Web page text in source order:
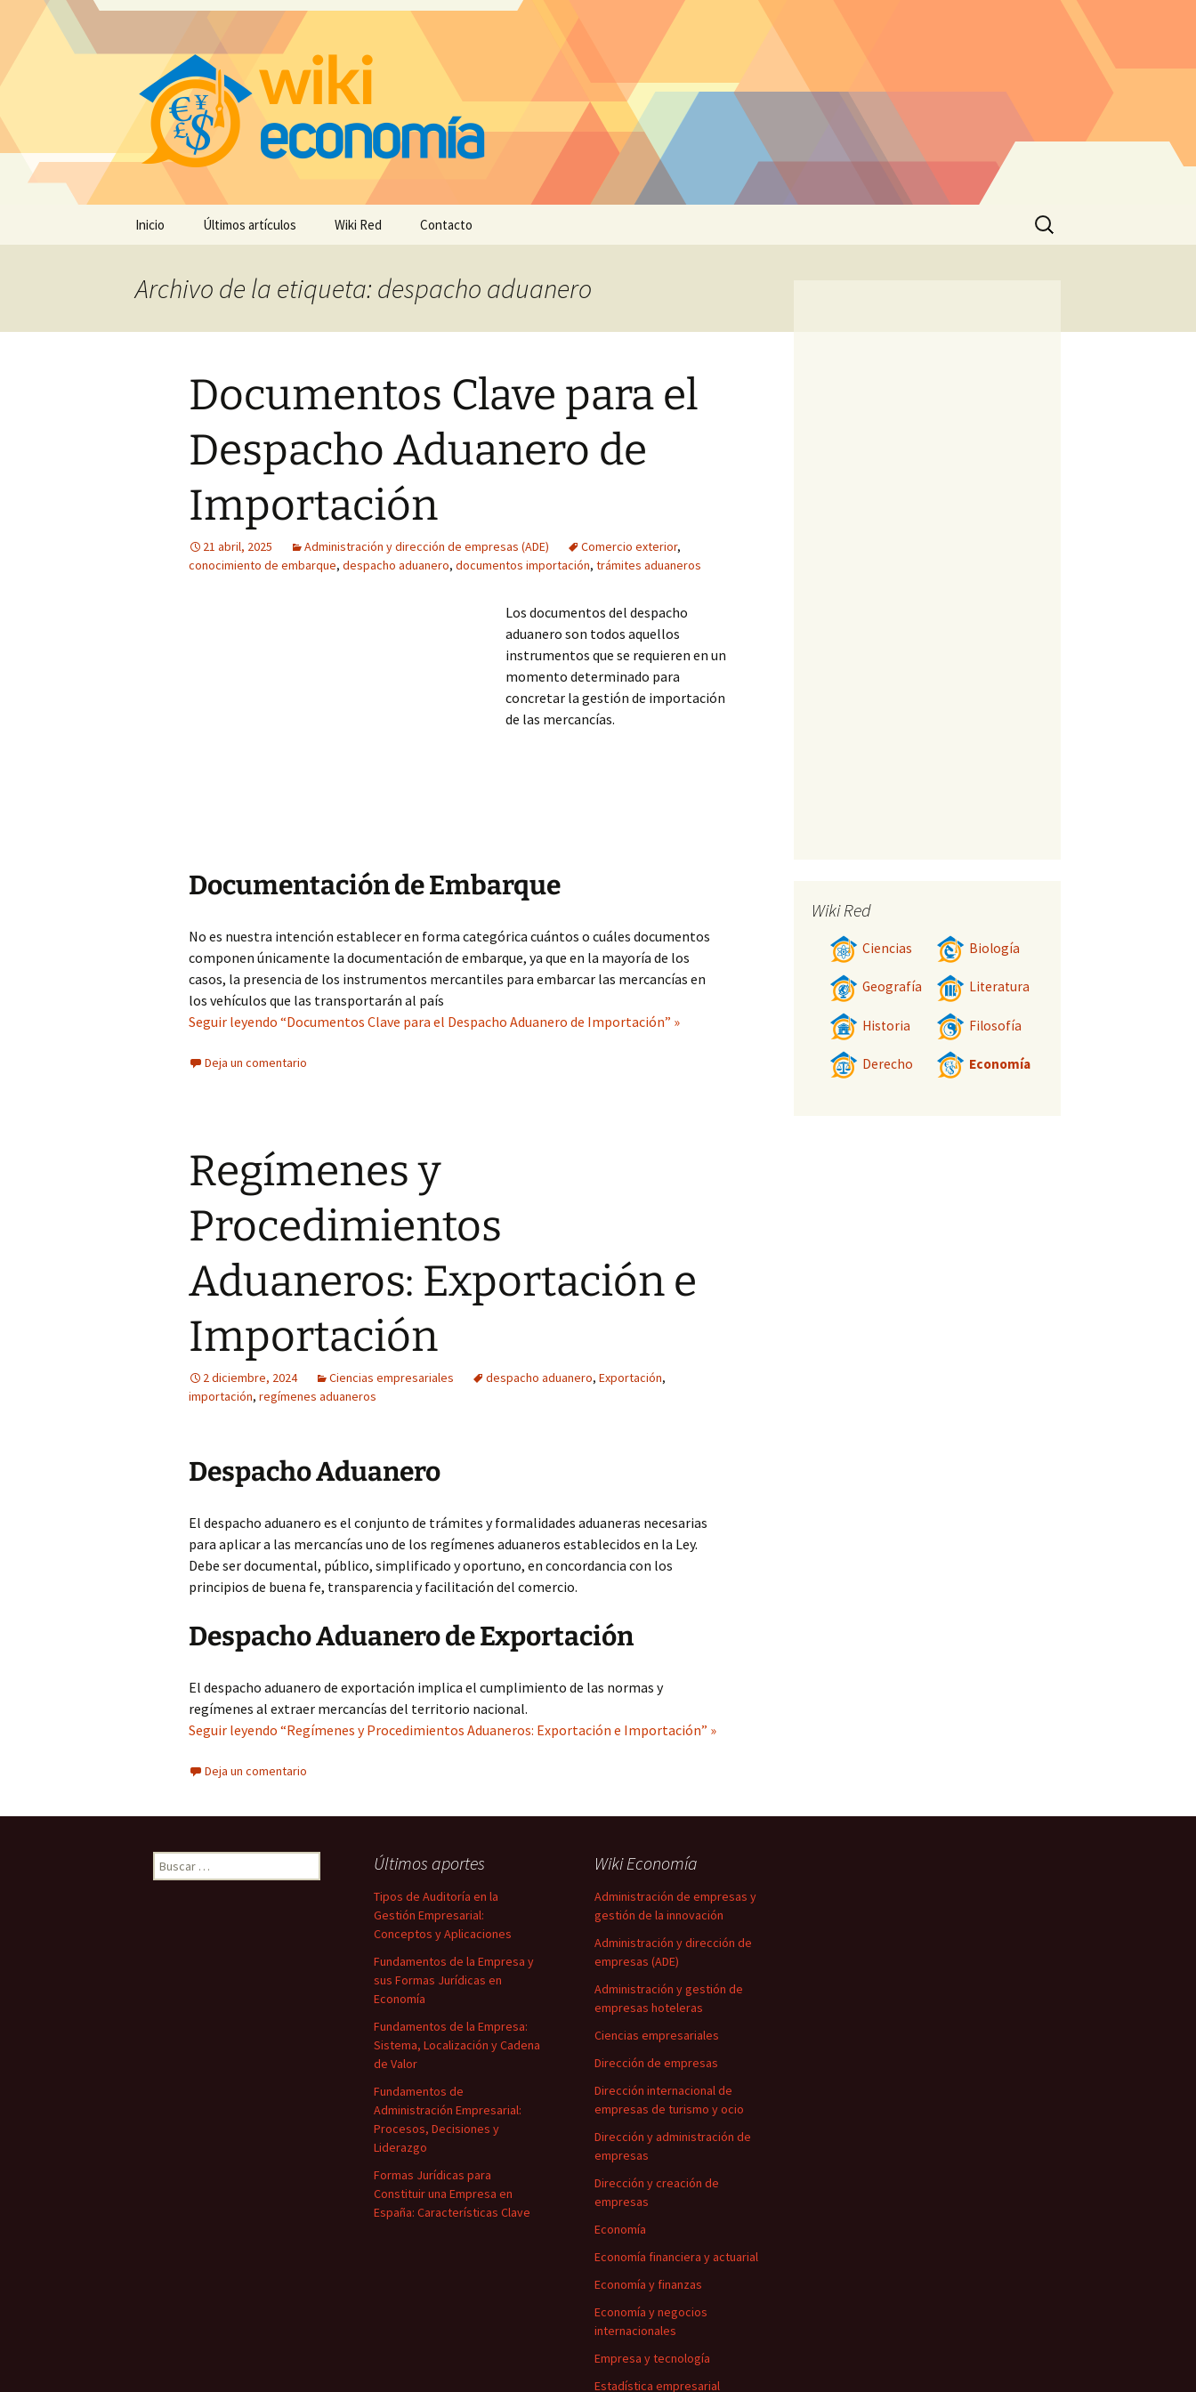
Inicio Últimos artículos Wiki Red Contacto
Buscar:
Archivo de la etiqueta: despacho aduanero
Documentos Clave para el
Despacho Aduanero de
Importación
21 abril, 2025 Administración y dirección de empresas (ADE) Comercio exterior,
conocimiento de embarque, despacho aduanero, documentos importación, trámites aduaneros
Los documentos del despacho
aduanero son todos aquellos
instrumentos que se requieren en un
momento determinado para
concretar la gestión de importación
de las mercancías.
Documentación de Embarque
No es nuestra intención establecer en forma categórica cuántos o cuáles documentos
componen únicamente la documentación de embarque, ya que en la mayoría de los
casos, la presencia de los instrumentos mercantiles para embarcar las mercancías en
los vehículos que las transportarán al país
Seguir leyendo “Documentos Clave para el Despacho Aduanero de Importación” »
Deja un comentario
Regímenes y
Procedimientos
Aduaneros: Exportación e
Importación
2 diciembre, 2024 Ciencias empresariales despacho aduanero, Exportación,
importación, regímenes aduaneros
Despacho Aduanero
El despacho aduanero es el conjunto de trámites y formalidades aduaneras necesarias
para aplicar a las mercancías uno de los regímenes aduaneros establecidos en la Ley.
Debe ser documental, público, simplificado y oportuno, en concordancia con los
principios de buena fe, transparencia y facilitación del comercio.
Despacho Aduanero de Exportación
El despacho aduanero de exportación implica el cumplimiento de las normas y
regímenes al extraer mercancías del territorio nacional.
Seguir leyendo “Regímenes y Procedimientos Aduaneros: Exportación e Importación” »
Deja un comentario
Wiki Red
Ciencias Biología
Geografía Literatura
Historia Filosofía
Derecho Economía
Buscar: Últimos aportes
Tipos de Auditoría en la
Gestión Empresarial:
Conceptos y Aplicaciones
Fundamentos de la Empresa y
sus Formas Jurídicas en
Economía
Fundamentos de la Empresa:
Sistema, Localización y Cadena
de Valor
Fundamentos de
Administración Empresarial:
Procesos, Decisiones y
Liderazgo
Formas Jurídicas para
Constituir una Empresa en
España: Características Clave
Wiki Economía
Administración de empresas y
gestión de la innovación
Administración y dirección de
empresas (ADE)
Administración y gestión de
empresas hoteleras
Ciencias empresariales
Dirección de empresas
Dirección internacional de
empresas de turismo y ocio
Dirección y administración de
empresas
Dirección y creación de
empresas
Economía
Economía financiera y actuarial
Economía y finanzas
Economía y negocios
internacionales
Empresa y tecnología
Estadística empresarial